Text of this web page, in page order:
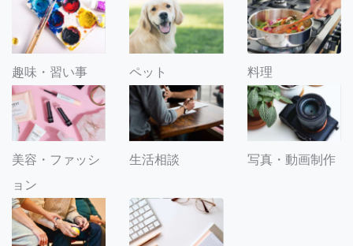
趣味・習い事 ペット 料理
美容・ファッシ
ョン
生活相談 写真・動画制作